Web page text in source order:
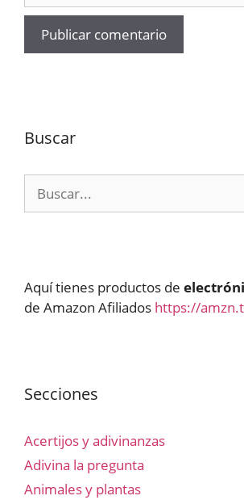
Buscar
Aquí tienes productos de
de Amazon Afiliados https://
Secciones
Acertijos y adivinanzas
Adivina la pregunta
Animales y plantas